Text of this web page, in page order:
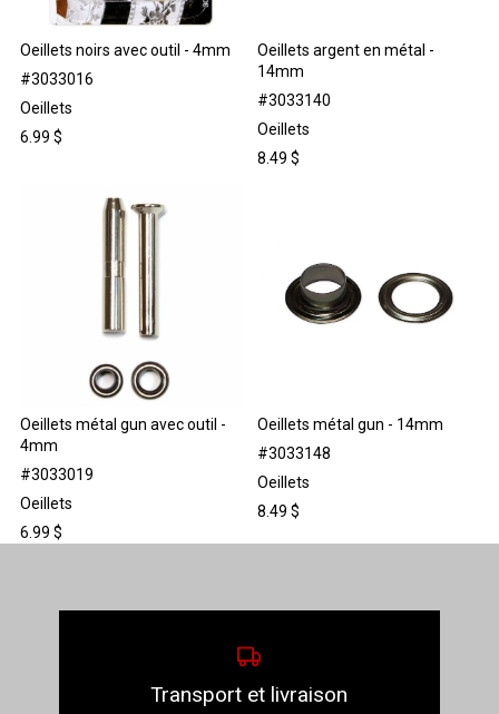
Oeillets noirs avec outil - 4mm
#3033016
Oeillets
6.99 $
Oeillets argent en métal -
14mm
#3033140
Oeillets
8.49 $
Oeillets métal gun avec outil -
4mm
#3033019
Oeillets
6.99 $
Oeillets métal gun - 14mm
#3033148
Oeillets
8.49 $
Transport et livraison